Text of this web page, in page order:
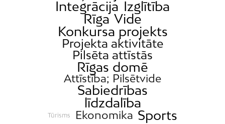
Integrācija Izglītība
Rīga Vide
Konkursa projekts
Projekta aktivitāte
Pilsēta attīstās
Rīgas domē
Attīstība; Pilsētvide
Sabiedrības
līdzdalība
Tūrisms Ekonomika Sports